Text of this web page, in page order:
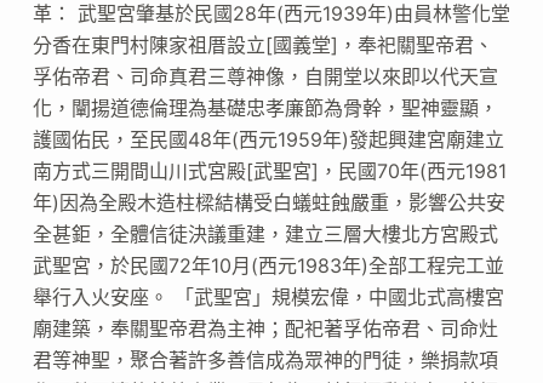
革： 武聖宮肇基於民國28年(西元1939年)由員林警化堂
分香在東門村陳家祖厝設立[國義堂]，奉祀關聖帝君、
孚佑帝君、司命真君三尊神像，自開堂以來即以代天宣
化，闡揚道德倫理為基礎忠孝廉節為骨幹，聖神靈顯，
護國佑民，至民國48年(西元1959年)發起興建宮廟建立
南方式三開間山川式宮殿[武聖宮]，民國70年(西元1981
年)因為全殿木造柱樑結構受白蟻蛀蝕嚴重，影響公共安
全甚鉅，全體信徒決議重建，建立三層大樓北方宮殿式
武聖宮，於民國72年10月(西元1983年)全部工程完工並
舉行入火安座。 「武聖宮」規模宏偉，中國北式高樓宮
廟建築，奉關聖帝君為主神；配祀著孚佑帝君、司命灶
君等神聖，聚合著許多善信成為眾神的門徒，樂捐款項